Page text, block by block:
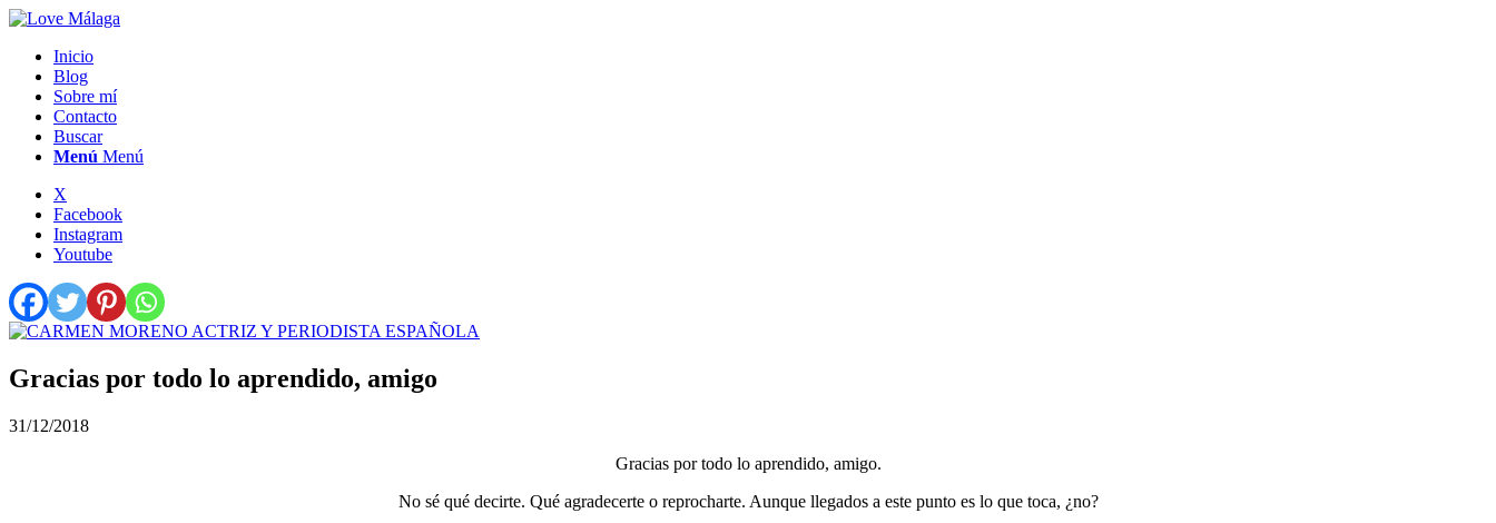
Inicio
Blog
Sobre mí
Contacto
Buscar
Menú Menú
X
Facebook
Instagram
Youtube
Gracias por todo lo aprendido, amigo
31/12/2018
Gracias por todo lo aprendido, amigo.
No sé qué decirte. Qué agradecerte o reprocharte. Aunque llegados a este punto es lo que toca, ¿no?